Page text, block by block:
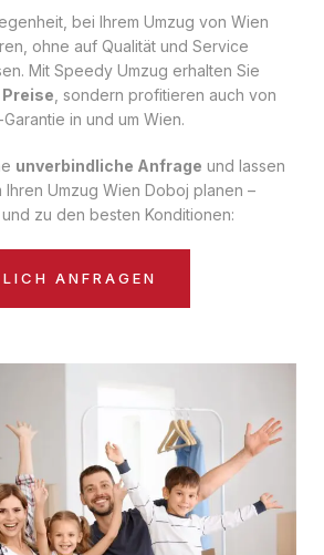
bei Ihrem Umzug von Wien
ohne auf Qualität und Service
Mit Speedy Umzug erhalten Sie
, sondern profitieren auch von
in und um Wien.
unverbindliche Anfrage und lassen
Ihren Umzug Wien Doboj planen –
zu den besten Konditionen:
ANFRAGEN